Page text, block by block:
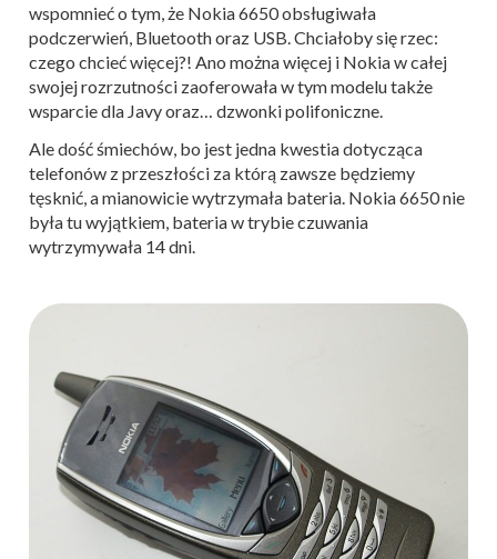
wspomnieć o tym, że Nokia 6650 obsługiwała
podczerwień, Bluetooth oraz USB. Chciałoby się rzec:
czego chcieć więcej?! Ano można więcej i Nokia w całej
swojej rozrzutności zaoferowała w tym modelu także
wsparcie dla Javy oraz… dzwonki polifoniczne.
Ale dość śmiechów, bo jest jedna kwestia dotycząca
telefonów z przeszłości za którą zawsze będziemy
tęsknić, a mianowicie wytrzymała bateria. Nokia 6650 nie
była tu wyjątkiem, bateria w trybie czuwania
wytrzymywała 14 dni.